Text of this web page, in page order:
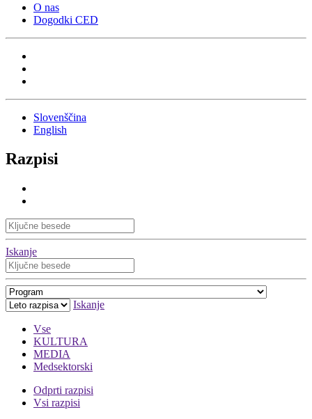
O nas
Dogodki CED
Slovenščina
English
Razpisi
Iskanje
Iskanje
Vse
KULTURA
MEDIA
Medsektorski
Odprti razpisi
Vsi razpisi